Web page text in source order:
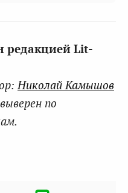
редакцией Lit-
Николай Камышов
по